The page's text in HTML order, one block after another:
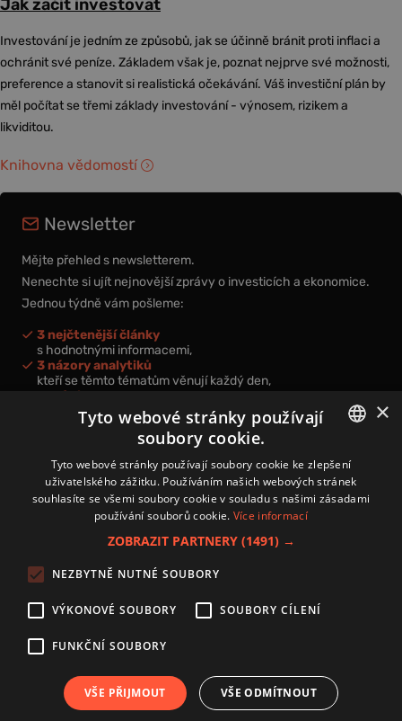
Jak začít investovat
Investování je jedním ze způsobů, jak se účinně bránit proti inflaci a
ochránit své peníze. Základem však je, poznat nejprve své možnosti,
preference a stanovit si realistická očekávání. Váš investiční plán by
měl počítat se třemi základy investování - výnosem, rizikem a
likviditou.
Knihovna vědomostí
Newsletter
Mějte přehled s newsletterem.
Nenechte si ujít nejnovější zprávy o investicích a ekonomice.
Jednou týdně vám pošleme:
3 nejčtenější články
s hodnotnými informacemi,
3 názory analytiků
kteří se těmto tématům věnují každý den,
nová videa a podcasty
k prohloubení vašich znalostí.
Přihlášením k newsletteru vyjadřujete svůj souhlas spodmínkami
zpracování osobních údajů.
Zásady používání souborů cookies
Autoři
Nastavení cookies
CZECH
×
Tyto webové stránky používají
soubory cookie.
Tyto webové stránky používají soubory cookie ke zlepšení
uživatelského zážitku. Používáním našich webových stránek
souhlasíte se všemi soubory cookie v souladu s našimi zásadami
používání souborů cookie. Více informací
ZOBRAZIT PARTNERY (1491) →
NEZBYTNĚ NUTNÉ SOUBORY
VÝKONOVÉ SOUBORY SOUBORY CÍLENÍ
FUNKČNÍ SOUBORY
VŠE PŘIJMOUT VŠE ODMÍTNOUT